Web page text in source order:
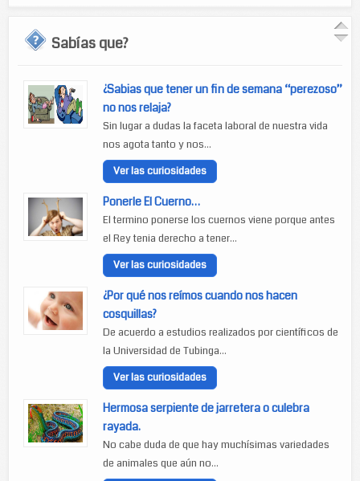
Sabías que?
¿Sabias que tener un fin de semana “perezoso”
no nos relaja?
Sin lugar a dudas la faceta laboral de nuestra vida
nos agota tanto y nos...
Ver las curiosidades
Ponerle El Cuerno…
El termino ponerse los cuernos viene porque antes
el Rey tenia derecho a tener...
Ver las curiosidades
¿Por qué nos reímos cuando nos hacen
cosquillas?
De acuerdo a estudios realizados por científicos de
la Universidad de Tubinga...
Ver las curiosidades
Hermosa serpiente de jarretera o culebra
rayada.
No cabe duda de que hay muchísimas variedades
de animales que aún no...